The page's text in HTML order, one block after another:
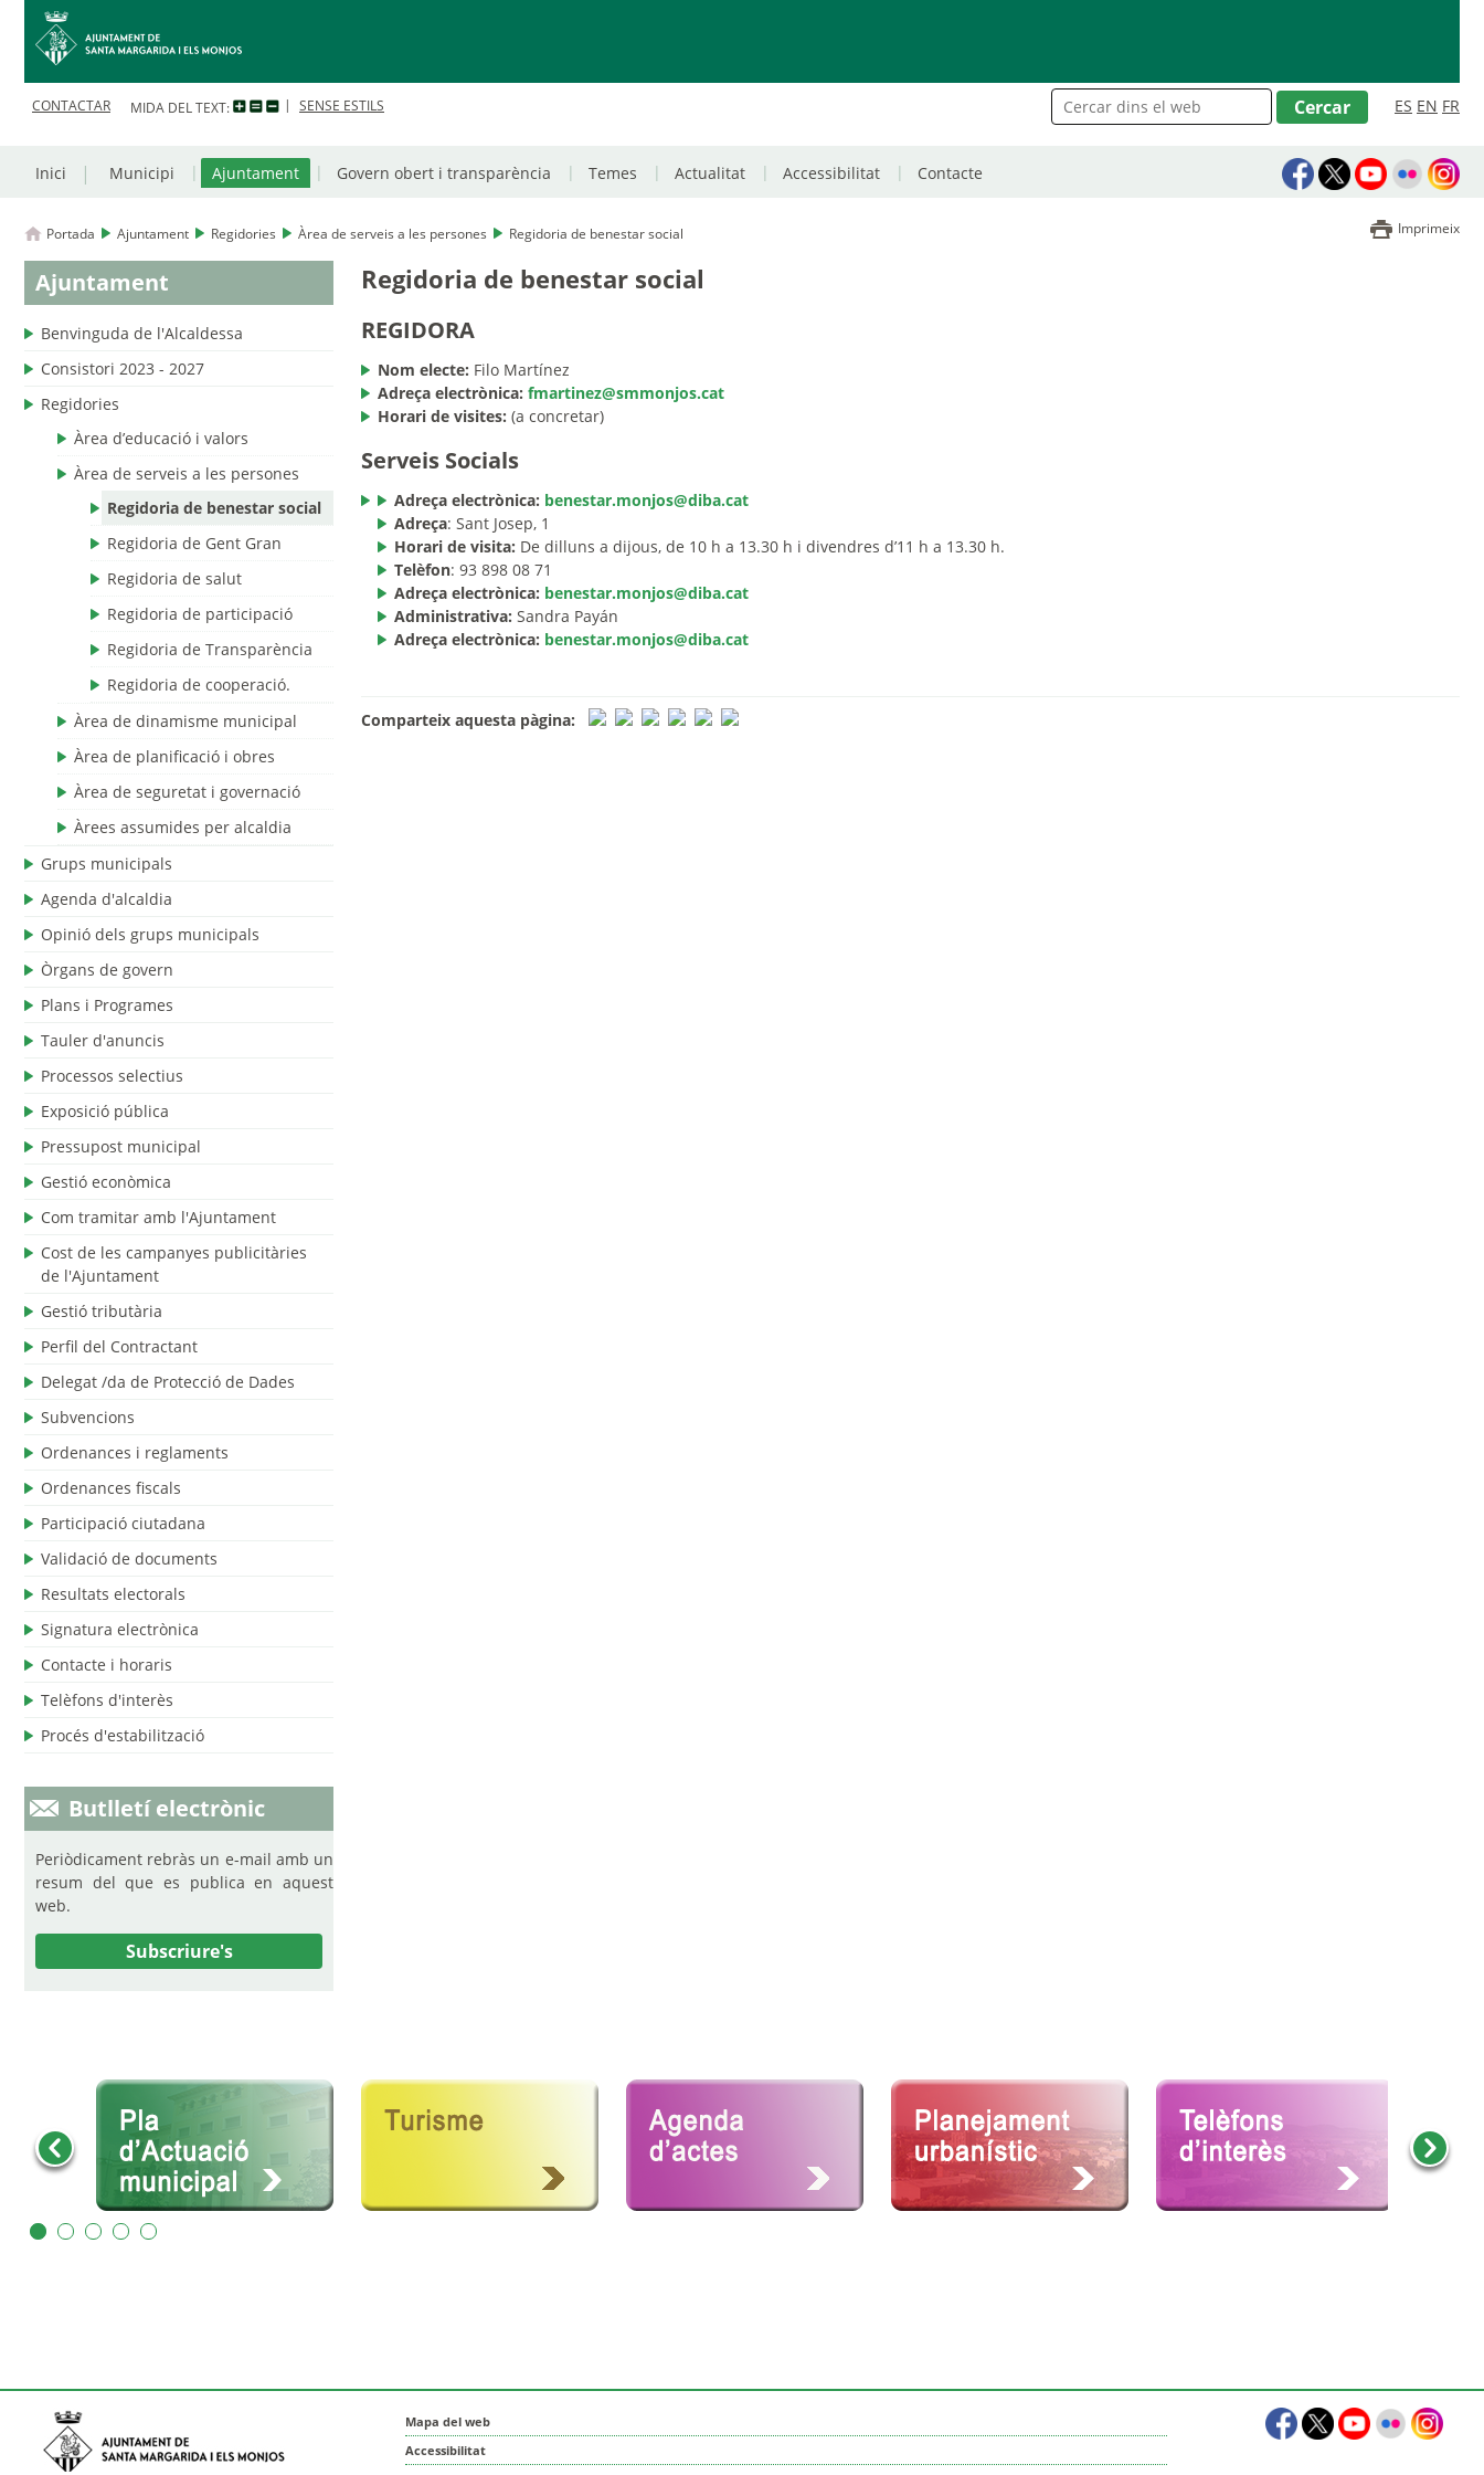
ES EN FR
CONTACTAR MIDA DEL TEXT: SENSE ESTILS
Inici Municipi Ajuntament Govern obert i transparència Temes Actualitat Accessibilitat Contacte
Portada Ajuntament Regidories Àrea de serveis a les persones Regidoria de benestar social Imprimeix
Ajuntament
Benvinguda de l'Alcaldessa
Consistori 2023 - 2027
Regidories
Àrea d’educació i valors
Àrea de serveis a les persones
Regidoria de benestar social
Regidoria de Gent Gran
Regidoria de salut
Regidoria de participació
Regidoria de Transparència
Regidoria de cooperació.
Àrea de dinamisme municipal
Àrea de planificació i obres
Àrea de seguretat i governació
Àrees assumides per alcaldia
Grups municipals
Agenda d'alcaldia
Opinió dels grups municipals
Òrgans de govern
Plans i Programes
Tauler d'anuncis
Processos selectius
Exposició pública
Pressupost municipal
Gestió econòmica
Com tramitar amb l'Ajuntament
Cost de les campanyes publicitàries
de l'Ajuntament
Gestió tributària
Perfil del Contractant
Delegat /da de Protecció de Dades
Subvencions
Ordenances i reglaments
Ordenances fiscals
Participació ciutadana
Validació de documents
Resultats electorals
Signatura electrònica
Contacte i horaris
Telèfons d'interès
Procés d'estabilització
Butlletí electrònic
Periòdicament rebràs un e-mail amb un
resum del que es publica en aquest
web.
Subscriure's
Regidoria de benestar social
REGIDORA
Nom electe: Filo Martínez
Adreça electrònica: fmartinez@smmonjos.cat
Horari de visites: (a concretar)
Serveis Socials
Adreça electrònica: benestar.monjos@diba.cat
Adreça: Sant Josep, 1
Horari de visita: De dilluns a dijous, de 10 h a 13.30 h i divendres d’11 h a 13.30 h.
Telèfon: 93 898 08 71
Adreça electrònica: benestar.monjos@diba.cat
Administrativa: Sandra Payán
Adreça electrònica: benestar.monjos@diba.cat
Comparteix aquesta pàgina:
Mapa del web
Accessibilitat